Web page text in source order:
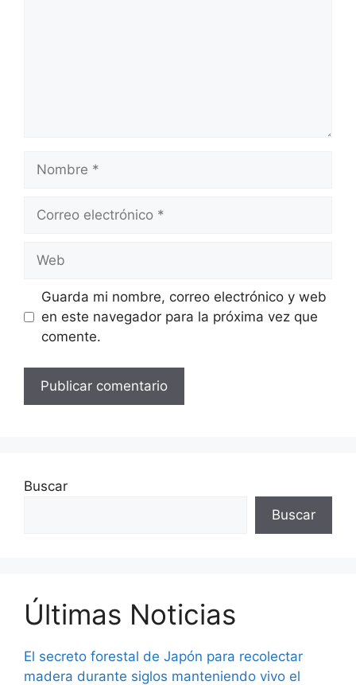
Nombre
Correo
Web
Guarda mi nombre, correo electrónico y web
en este navegador para la próxima vez que
comente.
Buscar
Buscar
Últimas Noticias
El secreto forestal de Japón para recolectar
madera durante siglos manteniendo vivo el